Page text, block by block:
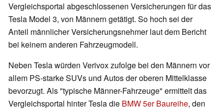
Vergleichsportal abgeschlossenen Versicherungen für das
Tesla Model 3, von Männern getätigt. So hoch sei der
Anteil männlicher Versicherungsnehmer laut dem Bericht
bei keinem anderen Fahrzeugmodell.
Neben Tesla würden Verivox zufolge bei den Männern vor
allem PS-starke SUVs und Autos der oberen Mittelklasse
bevorzugt. Als "typische Männer-Fahrzeuge" ermittelt das
Vergleichsportal hinter Tesla die BMW 5er Baureihe, den